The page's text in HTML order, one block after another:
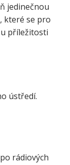
jedinečnou
které se pro
příležitosti
ústředí.
rádiových